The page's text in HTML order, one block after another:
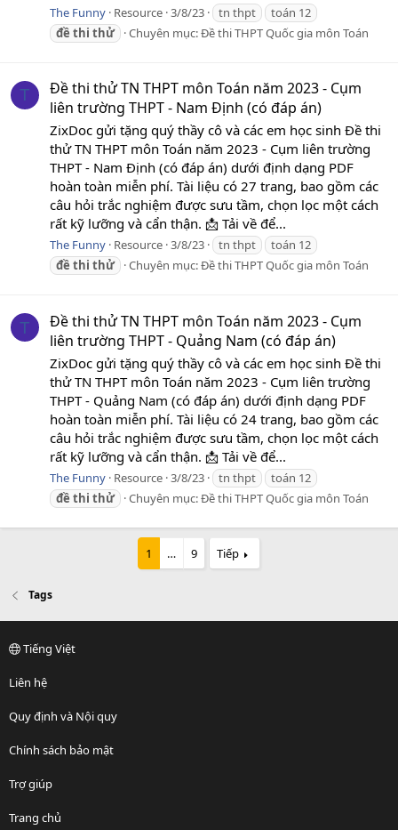
The Funny Resource 3/8/23 tn thpt
toán 12
đề thi thử Chuyên mục:Đề thi THPT Quốc gia môn Toán
T
Đề thi thử TN THPT môn Toán năm 2023 - Cụm
liên trường THPT - Nam Định (có đáp án)
ZixDoc gửi tặng quý thầy cô và các em học sinh Đề thi
thử TN THPT môn Toán năm 2023 - Cụm liên trường
THPT - Nam Định (có đáp án) dưới định dạng PDF
hoàn toàn miễn phí. Tài liệu có 27 trang, bao gồm các
câu hỏi trắc nghiệm được sưu tầm, chọn lọc một cách
rất kỹ lưỡng và cẩn thận. 📩 Tải về để...
The Funny Resource 3/8/23 tn thpt
toán 12
đề thi thử Chuyên mục:Đề thi THPT Quốc gia môn Toán
T
Đề thi thử TN THPT môn Toán năm 2023 - Cụm
liên trường THPT - Quảng Nam (có đáp án)
ZixDoc gửi tặng quý thầy cô và các em học sinh Đề thi
thử TN THPT môn Toán năm 2023 - Cụm liên trường
THPT - Quảng Nam (có đáp án) dưới định dạng PDF
hoàn toàn miễn phí. Tài liệu có 24 trang, bao gồm các
câu hỏi trắc nghiệm được sưu tầm, chọn lọc một cách
rất kỹ lưỡng và cẩn thận. 📩 Tải về để...
The Funny Resource 3/8/23 tn thpt
toán 12
đề thi thử Chuyên mục:Đề thi THPT Quốc gia môn Toán
1 … 9 Tiếp
Tags
Tiếng Việt
Liên hệ
Quy định và Nội quy
Chính sách bảo mật
Trợ giúp
Trang chủ